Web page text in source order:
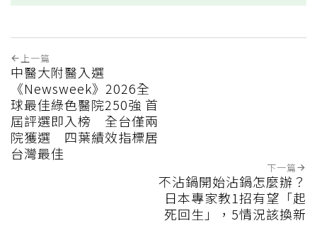
上一篇
中醫大附醫入選
《Newsweek》2026全
球最佳綠色醫院250強 首
屆評選即入榜 全台僅兩
院獲選 四葉績效指標居
台灣最佳
下一篇
不沾鍋開始沾鍋怎麼辦？
日本專家教1招有望「起
死回生」，5情況該換新